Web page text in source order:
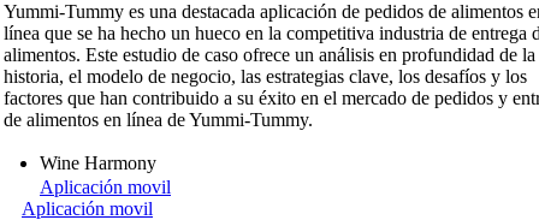
Yummi-Tummy es una destacada aplicación de pedidos de alimentos
línea que se ha hecho un hueco en la competitiva industria de entrega
alimentos. Este estudio de caso ofrece un análisis en profundidad de la
historia, el modelo de negocio, las estrategias clave, los desafíos y los
factores que han contribuido a su éxito en el mercado de pedidos y
de alimentos en línea de Yummi-Tummy.
Wine Harmony
Aplicación movil
Aplicación movil